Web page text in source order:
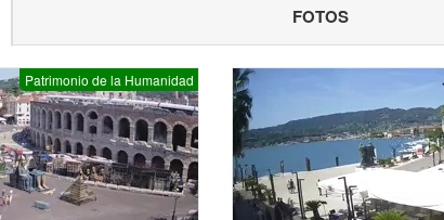
FOTOS
Patrimonio de la Humanidad